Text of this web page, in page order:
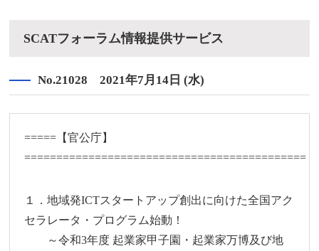
SCATフォーラム情報提供サービス
No.21028 2021年7月14日 (水)
=====【官公庁】
============================================
１．地域発ICTスタートアップ創出に向けた全国アク
セラレータ・プログラム始動！
～令和3年度 起業家甲子園・起業家万博及び地